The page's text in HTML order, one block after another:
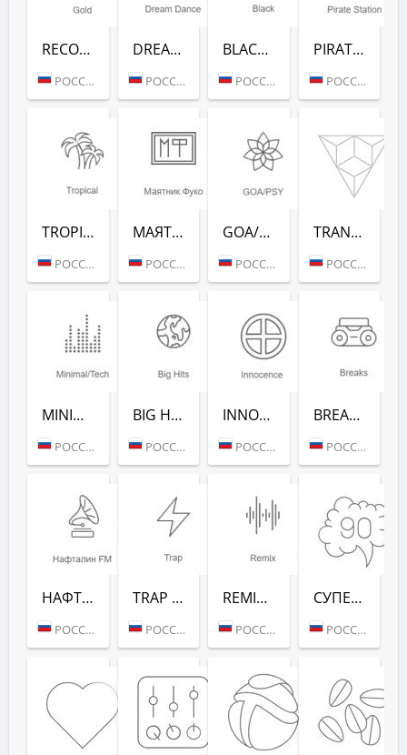
RECORD GOLD (РАДИО РЕКОРД)
РОССИЯ (МОСКВА)
DREAM DANCE (РАДИО РЕКОРД)
РОССИЯ (МОСКВА)
BLACK RAP (РАДИО РЕКОРД)
РОССИЯ (МОСКВА)
PIRATE STATION (РАДИО РЕКОРД)
РОССИЯ (МОСКВА)
TROPICAL (РАДИО РЕКОРД)
РОССИЯ (МОСКВА)
МАЯТНИК ФУКО (РАДИО РЕКОРД)
РОССИЯ (МОСКВА)
GOA/PSY (РАДИО РЕКОРД)
РОССИЯ (МОСКВА)
TRANCE CLASSICS (РАДИО РЕКОРД)
РОССИЯ (МОСКВА)
MINIMAL/TECH (РАДИО РЕКОРД)
РОССИЯ (МОСКВА)
BIG HITS (РАДИО РЕКОРД)
РОССИЯ (МОСКВА)
INNOCENCE (РАДИО РЕКОРД)
РОССИЯ (МОСКВА)
BREAKS (РАДИО РЕКОРД)
РОССИЯ (МОСКВА)
НАФТАЛИН FM (РАДИО РЕКОРД)
РОССИЯ (МОСКВА)
TRAP (РАДИО РЕКОРД)
РОССИЯ (МОСКВА)
REMIX (РАДИО РЕКОРД)
РОССИЯ (МОСКВА)
СУПЕРДИСКОТЕКА 90-Х (РАДИО РЕКОРД)
РОССИЯ (МОСКВА)